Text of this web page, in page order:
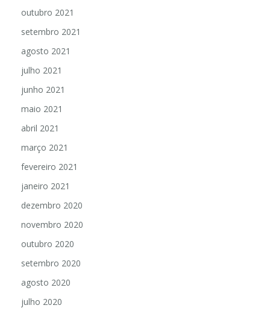
outubro 2021
setembro 2021
agosto 2021
julho 2021
junho 2021
maio 2021
abril 2021
março 2021
fevereiro 2021
janeiro 2021
dezembro 2020
novembro 2020
outubro 2020
setembro 2020
agosto 2020
julho 2020